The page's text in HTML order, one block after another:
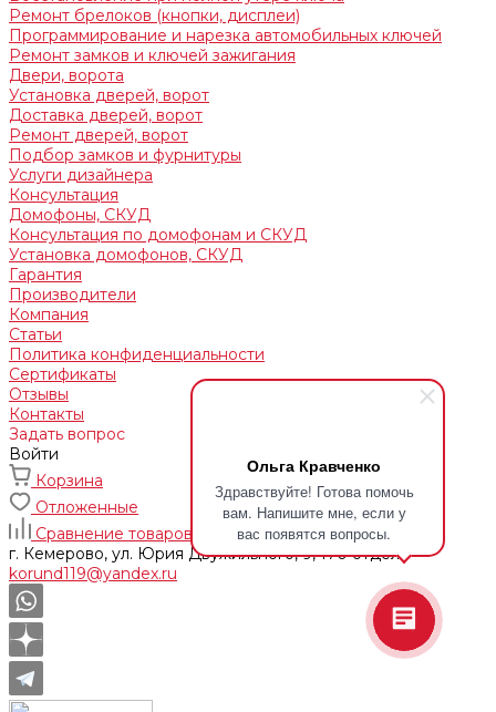
Ольга Кравченко
Здравствуйте! Готова помочь
вам. Напишите мне, если у
вас появятся вопросы.
Ремонт брелоков (кнопки, дисплеи)
Программирование и нарезка автомобильных ключей
Ремонт замков и ключей зажигания
Двери, ворота
Установка дверей, ворот
Доставка дверей, ворот
Ремонт дверей, ворот
Подбор замков и фурнитуры
Услуги дизайнера
Консультация
Домофоны, СКУД
Консультация по домофонам и СКУД
Установка домофонов, СКУД
Гарантия
Производители
Компания
Статьи
Политика конфиденциальности
Сертификаты
Отзывы
Контакты
Задать вопрос
Войти
Корзина
Отложенные
Сравнение товаров
г. Кемерово, ул. Юрия Двужильного, 9, 170 отдел
korund119@yandex.ru